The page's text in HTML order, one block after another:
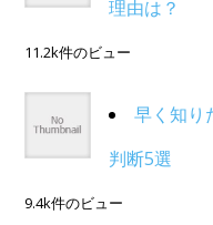
理由は？
11.2k件のビュー
早く知り
判断5選
9.4k件のビュー